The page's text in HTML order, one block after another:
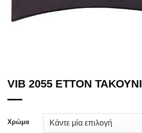
VIB 2055 ETTON ΤΑΚΟΥΝΙ
Χρώμα